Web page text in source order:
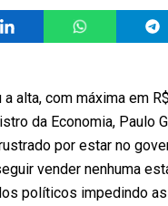
alta, com máxima em
da Economia, Paulo
por estar no
vender nenhuma
políticos impedindo